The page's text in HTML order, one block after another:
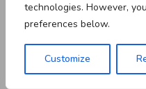
technologies. However,
preferences below.
Customize